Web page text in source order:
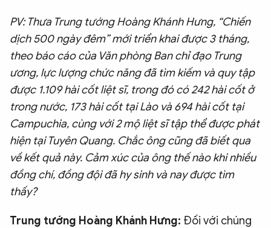
PV: Thưa Trung tướng Hoàng Khánh Hưng, “Chiến
dịch 500 ngày đêm” mới triển khai được 3 tháng,
theo báo cáo của Văn phòng Ban chỉ đạo Trung
ương, lực lượng chức năng đã tìm kiếm và quy tập
được 1.109 hài cốt liệt sĩ, trong đó có 242 hài cốt ở
trong nước, 173 hài cốt tại Lào và 694 hài cốt tại
Campuchia, cùng với 2 mộ liệt sĩ tập thể được phát
hiện tại Tuyên Quang. Chắc ông cũng đã biết qua
về kết quả này. Cảm xúc của ông thế nào khi nhiều
đồng chí, đồng đội đã hy sinh và nay được tìm
thấy?
Trung tướng Hoàng Khánh Hưng: Đối với chúng